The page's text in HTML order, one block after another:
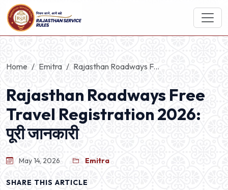
Home Emitra Rajasthan Roadways F...
Rajasthan Roadways Free
Travel Registration 2026:
पूरी जानकारी
May 14, 2026 Emitra
SHARE THIS ARTICLE